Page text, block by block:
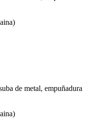
de metal, empuñadura